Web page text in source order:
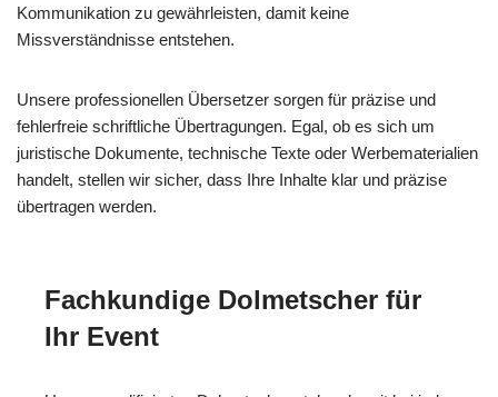
Kommunikation zu gewährleisten, damit keine
Missverständnisse entstehen.
Unsere professionellen Übersetzer sorgen für präzise und
fehlerfreie schriftliche Übertragungen. Egal, ob es sich um
juristische Dokumente, technische Texte oder Werbematerialien
handelt, stellen wir sicher, dass Ihre Inhalte klar und präzise
übertragen werden.
Fachkundige Dolmetscher für
Ihr Event